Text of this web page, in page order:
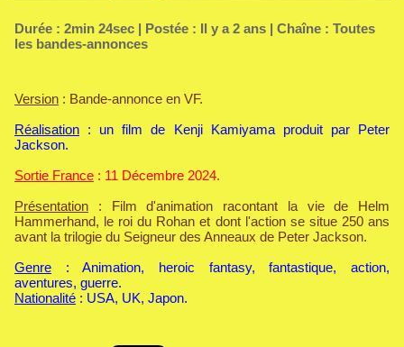
Durée : 2min 24sec | Postée : Il y a 2 ans | Chaîne : Toutes
les bandes-annonces
Version : Bande-annonce en VF.
Réalisation : un film de Kenji Kamiyama produit par Peter
Jackson.
Sortie France : 11 Décembre 2024.
Présentation : Film d'animation racontant la vie de Helm
Hammerhand, le roi du Rohan et dont l'action se situe 250 ans
avant la trilogie du Seigneur des Anneaux de Peter Jackson.
Genre : Animation, heroic fantasy, fantastique, action,
aventures, guerre.
Nationalité : USA, UK, Japon.